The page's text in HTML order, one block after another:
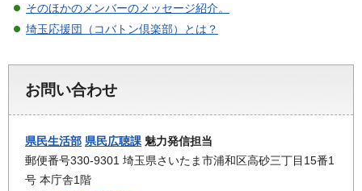
そのほかのメンバーのメッセージ紹介。
埼玉応援団（コバトン倶楽部）とは？
お問い合わせ
県民生活部 県民広聴課 魅力発信担当
郵便番号330-9301 埼玉県さいたま市浦和区高砂三丁目15番1
号 本庁舎1階